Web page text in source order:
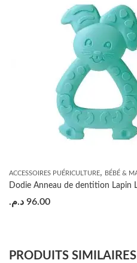
ACCESSOIRES PUÉRICULTURE, BÉBÉ &
Dodie Anneau de dentition Lapin
96.00 د.م.
PRODUITS SIMILAIRES